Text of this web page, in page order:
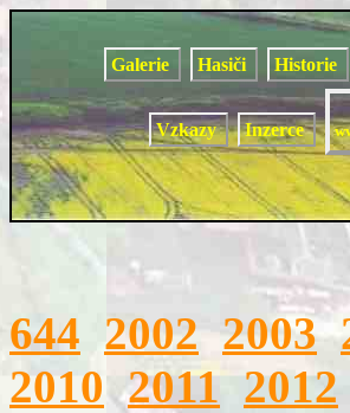
Galerie Hasiči Historie
Vzkazy Inzerce
644 2002 2003
2010 2011 2012